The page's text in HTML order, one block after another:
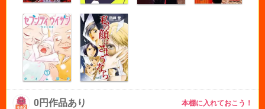
0円作品あり 本棚に入れておこう！